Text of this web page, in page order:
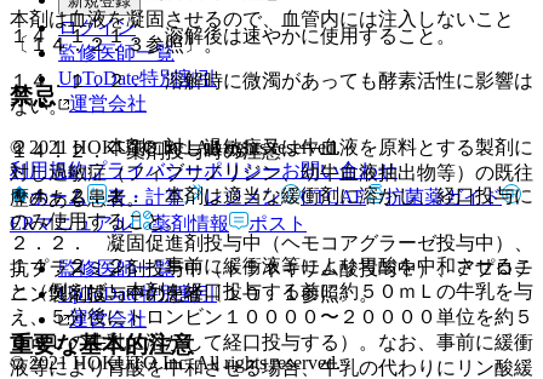
１４．１．１． 溶解後は速やかに使用すること。
１４．１．２． 溶解時に微濁があっても酵素活性に影響は
ない。
１４．２． 薬剤投与時の注意
１４．２．１． 本剤は適当な緩衝剤に溶かし、経口投与に
のみ使用すること。
１４．２．２． 事前に緩衝液等により胃酸を中和させるこ
と（例えば、本剤を経口投与する前に約５０ｍＬの牛乳を与
え、５分後にトロンビン１００００〜２００００単位を約５
０ｍＬの牛乳に溶かして経口投与する）。なお、事前に緩衝
液等により胃酸を中和させる場合、牛乳の代わりにリン酸緩
本剤は血液を凝固させるので、血管内には注入しないこと
〔１４．２．３参照〕。
禁忌
２．１． 本剤に対し過敏症又は牛血液を原料とする製剤に
対し過敏症（フィブリノリジン、幼牛血液抽出物等）の既往
歴のある患者。
２．２． 凝固促進剤投与中（ヘモコアグラーゼ投与中）、
抗プラスミン剤投与中（トラネキサム酸投与中）、アプロチ
ニン製剤投与中の患者〔１０．１参照〕。
重要な基本的注意
ログイン
監修医師一覧
UpToDate特別割引
運営会社
© 2021 HOKUTO Inc. All rights reserved.
利用規約プライバシーポリシーお問い合わせ
ホーム
表・計算 レジメン CTCAE
抗菌薬ガイド
ERマニュアル
薬剤情報 ポスト
監修医師一覧
UpToDate特別割引
運営会社
© 2021 HOKUTO Inc. All rights reserved.